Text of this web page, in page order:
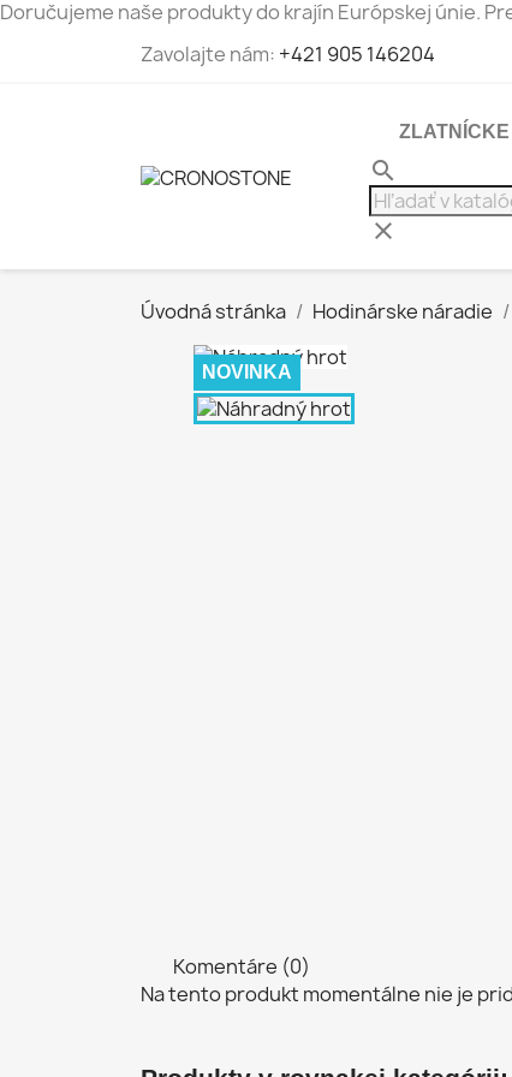
Doručujeme naše produkty do krajín Európskej únie.
Zavolajte nám: +421 905 146204
search
clear
Úvodná stránka Hodinárske náradie
NOVINKA
Komentáre (0)
Na tento produkt momentálne nie je